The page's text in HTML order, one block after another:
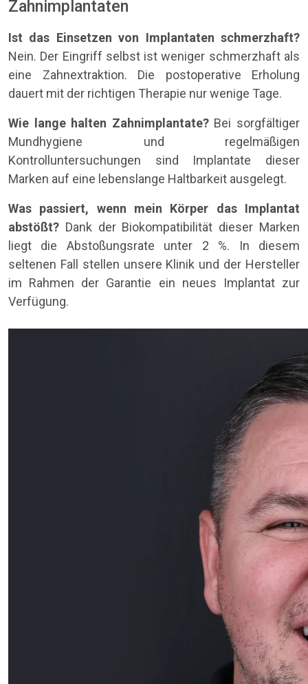
Zahnimplantaten
Ist das Einsetzen von Implantaten schmerzhaft?
Nein. Der Eingriff selbst ist weniger schmerzhaft als
eine Zahnextraktion. Die postoperative Erholung
dauert mit der richtigen Therapie nur wenige Tage.
Wie lange halten Zahnimplantate?Bei sorgfältiger
Mundhygiene und regelmäßigen
Kontrolluntersuchungen sind Implantate dieser
Marken auf eine lebenslange Haltbarkeit ausgelegt.
Was passiert, wenn mein Körper das Implantat
abstößt? Dank der Biokompatibilität dieser Marken
liegt die Abstoßungsrate unter 2 %. In diesem
seltenen Fall stellen unsere Klinik und der Hersteller
im Rahmen der Garantie ein neues Implantat zur
Verfügung.